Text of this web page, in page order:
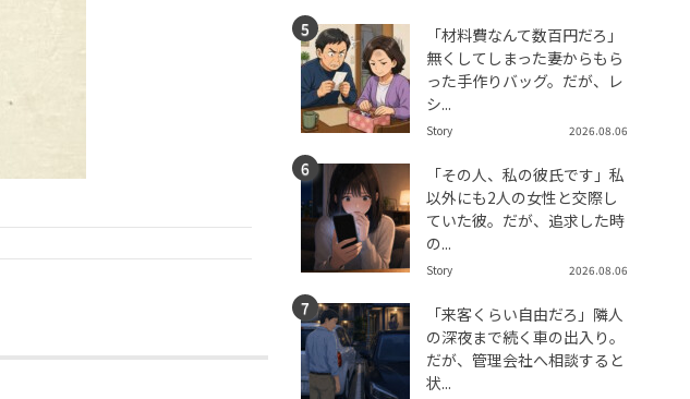
「材料費なんて数百円だろ」
無くしてしまった妻からもら
った手作りバッグ。だが、レ
シ...
Story 2026.08.06
「その人、私の彼氏です」私
以外にも2人の女性と交際し
ていた彼。だが、追求した時
の...
Story 2026.08.06
「来客くらい自由だろ」隣人
の深夜まで続く車の出入り。
だが、管理会社へ相談すると
状...